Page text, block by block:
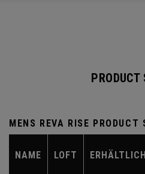
PRODUCT
MENS REVA RISE PRODUCT
NAME LOFT ERHÄLTLICH